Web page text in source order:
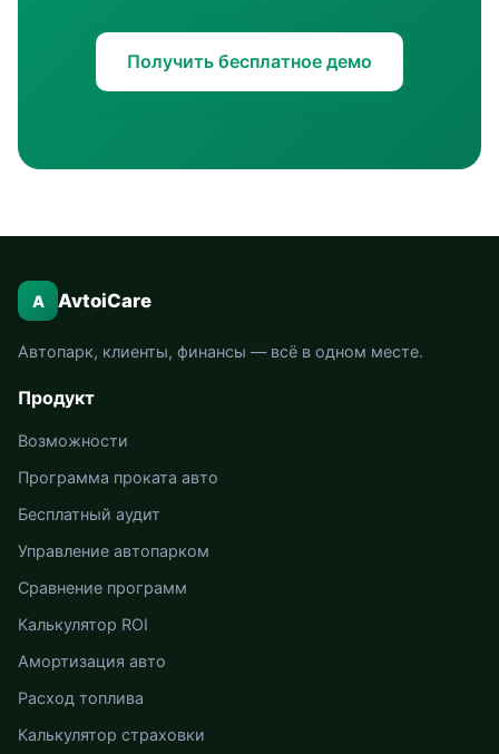
Получить бесплатное демо
A AvtoiCare
Автопарк, клиенты, финансы — всё в одном месте.
Продукт
Возможности
Программа проката авто
Бесплатный аудит
Управление автопарком
Сравнение программ
Калькулятор ROI
Амортизация авто
Расход топлива
Калькулятор страховки